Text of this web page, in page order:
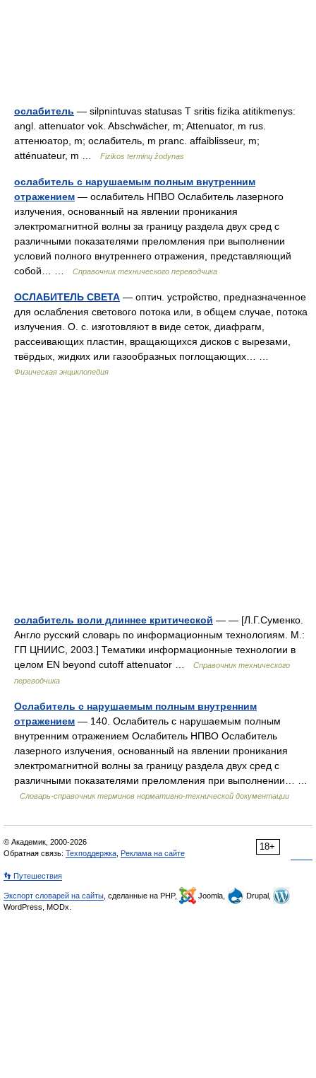
ослабитель — silpnintuvas statusas T sritis fizika atitikmenys:
angl. attenuator vok. Abschwächer, m; Attenuator, m rus.
аттенюатор, m; ослабитель, m pranc. affaiblisseur, m;
atténuateur, m …
Fizikos terminų žodynas
ослабитель с нарушаемым полным внутренним
отражением — ослабитель НПВО Ослабитель лазерного
излучения, основанный на явлении проникания
электромагнитной волны за границу раздела двух сред с
различными показателями преломления при выполнении
условий полного внутреннего отражения, представляющий
собой… …
Справочник технического переводчика
ОСЛАБИТЕЛЬ СВЕТА — оптич. устройство, предназначенное
для ослабления светового потока или, в общем случае, потока
излучения. О. с. изготовляют в виде сеток, диафрагм,
рассеивающих пластин, вращающихся дисков с вырезами,
твёрдых, жидких или газообразных поглощающих… …
Физическая энциклопедия
ослабитель воли длиннее критической — — [Л.Г.Суменко.
Англо русский словарь по информационным технологиям. М.:
ГП ЦНИИС, 2003.] Тематики информационные технологии в
целом EN beyond cutoff attenuator …
Справочник технического
переводчика
Ослабитель с нарушаемым полным внутренним
отражением — 140. Ослабитель с нарушаемым полным
внутренним отражением Ослабитель НПВО Ослабитель
лазерного излучения, основанный на явлении проникания
электромагнитной волны за границу раздела двух сред с
различными показателями преломления при выполнении… …
Словарь-справочник терминов нормативно-технической документации
18+
© Академик, 2000-2026
Обратная связь: Техподдержка Реклама на сайте
👣 Путешествия
Экспорт словарей на сайты , сделанные на PHP, Joomla,
Drupal,
WordPress, MODx.